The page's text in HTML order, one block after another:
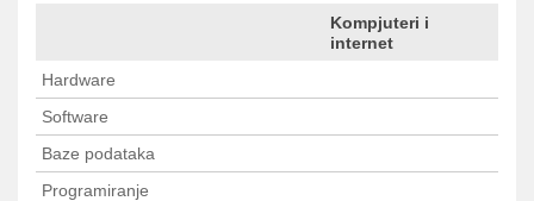
Kompjuteri i
internet
Hardware
Software
Baze podataka
Programiranje